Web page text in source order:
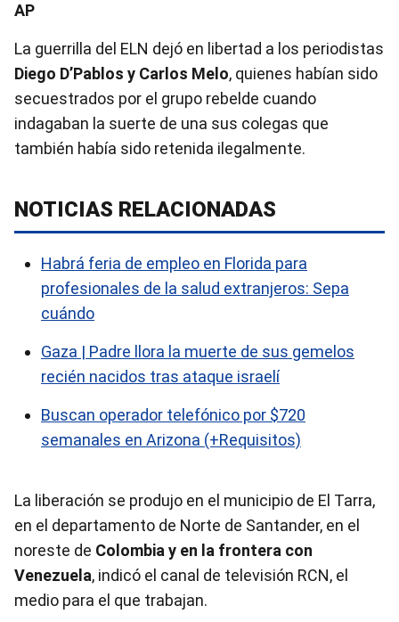
AP
La guerrilla del ELN dejó en libertad a los periodistas
Diego D’Pablos y Carlos Melo, quienes habían sido
secuestrados por el grupo rebelde cuando
indagaban la suerte de una sus colegas que
también había sido retenida ilegalmente.
NOTICIAS RELACIONADAS
Habrá feria de empleo en Florida para
profesionales de la salud extranjeros: Sepa
cuándo
Gaza | Padre llora la muerte de sus gemelos
recién nacidos tras ataque israelí
Buscan operador telefónico por $720
semanales en Arizona (+Requisitos)
La liberación se produjo en el municipio de El Tarra,
en el departamento de Norte de Santander, en el
noreste de Colombia y en la frontera con
Venezuela, indicó el canal de televisión RCN, el
medio para el que trabajan.